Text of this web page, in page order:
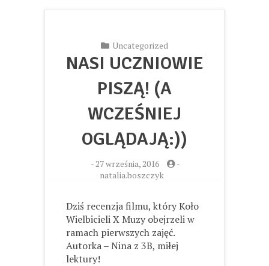
Uncategorized
NASI UCZNIOWIE
PISZĄ! (A
WCZEŚNIEJ
OGLĄDAJĄ:))
-27 września, 2016
-
natalia.boszczyk
Dziś recenzja filmu, który Koło
Wielbicieli X Muzy obejrzeli w
ramach pierwszych zajęć.
Autorka – Nina z 3B, miłej
lektury!